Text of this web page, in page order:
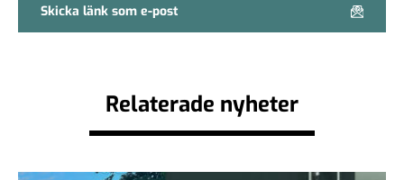
Skicka länk som e-post
Relaterade nyheter